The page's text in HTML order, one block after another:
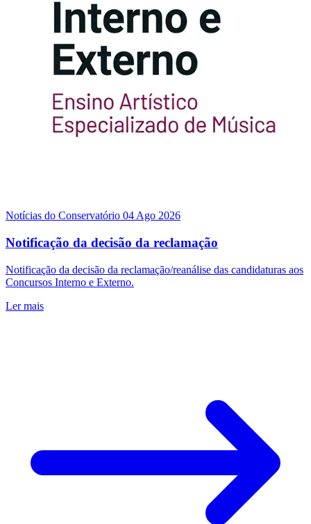
Notícias do Conservatório 04 Ago 2026
Notificação da decisão da reclamação
Notificação da decisão da reclamação/reanálise das candidaturas aos
Concursos Interno e Externo.
Ler mais